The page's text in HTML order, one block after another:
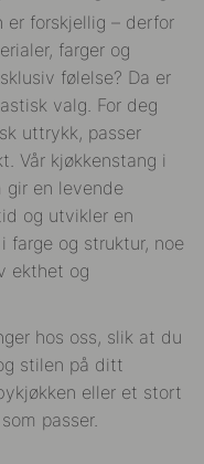
er forskjellig – derfor
farger og
følelse? Da er
valg. For deg
uttrykk, passer
Vår kjøkkenstang i
en levende
og utvikler en
farge og struktur, noe
ekthet og
hos oss, slik at du
stilen på ditt
eller et stort
passer.